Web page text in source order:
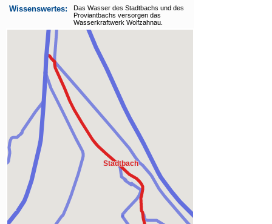
Kilianplan
Ausflüge
Downloads und Links
Wissenswertes:
Das Wasser des Stadtbachs und des
Proviantbachs versorgen das
Wasserkraftwerk Wolfzahnau.